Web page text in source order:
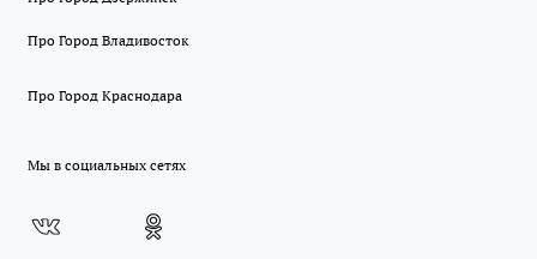
Про Город Владивосток
Про Город Краснодара
Мы в социальных сетях